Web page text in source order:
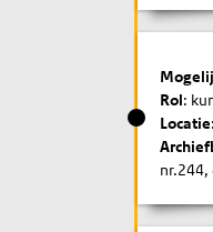
Rol:
Locatie
nr.244,